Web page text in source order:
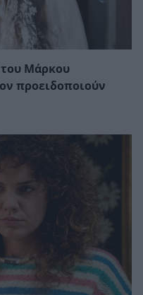
του Μάρκου
προειδοποιούν